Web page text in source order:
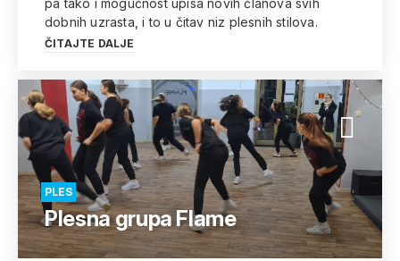
pa tako i mogućnost upisa novih članova svih
dobnih uzrasta, i to u čitav niz plesnih stilova.
ČITAJTE DALJE
PLES
Plesna grupa Flame